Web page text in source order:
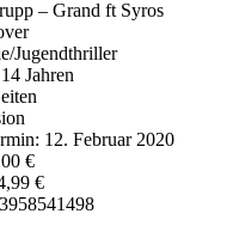
– Grand ft Syros
Jugendthriller
Jahren
12. Februar 2020
€
€